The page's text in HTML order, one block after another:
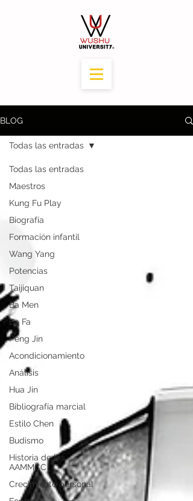
BLOG
Todas las entradas
Maestros
Kung Fu Play
Biografía
Formación infantil
Wang Yang
Potencias
Taijiquan
Ba Men
Ba Fa
Peng Jin
Acondicionamiento
Análisis
Hua Jin
Bibliografía marcial
Estilo Chen
Budismo
Historia de las
AAMMCC
Crecimiento personal
Todas las entradas